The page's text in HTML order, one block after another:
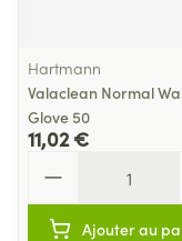
Hartmann
Valaclean Normal
Glove 50
11,02 €
Ajouter au